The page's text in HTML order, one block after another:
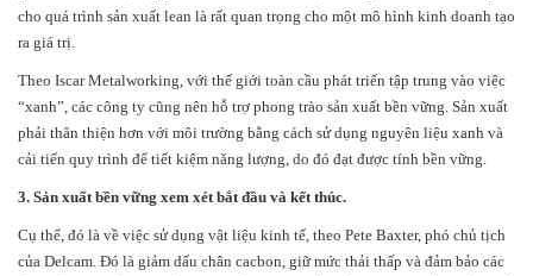
cho quá trình sản xuất lean là rất quan trọng cho một mô hình kinh doanh tạo
ra giá trị.
Theo Iscar Metalworking, với thế giới toàn cầu phát triển tập trung vào việc
“xanh”, các công ty cũng nên hỗ trợ phong trào sản xuất bền vững. Sản xuất
phải thân thiện hơn với môi trường bằng cách sử dụng nguyên liệu xanh và
cải tiến quy trình để tiết kiệm năng lượng, do đó đạt được tính bền vững.
3. Sản xuất bền vững xem xét bắt đầu và kết thúc.
Cụ thể, đó là về việc sử dụng vật liệu kinh tế, theo Pete Baxter, phó chủ tịch
của Delcam. Đó là giảm dấu chân cacbon, giữ mức thải thấp và đảm bảo các